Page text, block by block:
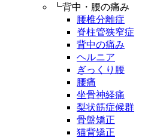
┗背中・腰の痛み
腰椎分離症
脊柱管狭窄症
背中の痛み
ヘルニア
ぎっくり腰
腰痛
坐骨神経痛
梨状筋症候群
骨盤矯正
猫背矯正